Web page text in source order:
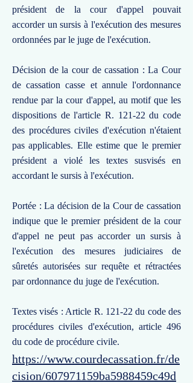
président de la cour d'appel pouvait
accorder un sursis à l'exécution des mesures
ordonnées par le juge de l'exécution.
Décision de la cour de cassation : La Cour
de cassation casse et annule l'ordonnance
rendue par la cour d'appel, au motif que les
dispositions de l'article R. 121-22 du code
des procédures civiles d'exécution n'étaient
pas applicables. Elle estime que le premier
président a violé les textes susvisés en
accordant le sursis à l'exécution.
Portée : La décision de la Cour de cassation
indique que le premier président de la cour
d'appel ne peut pas accorder un sursis à
l'exécution des mesures judiciaires de
sûretés autorisées sur requête et rétractées
par ordonnance du juge de l'exécution.
Textes visés : Article R. 121-22 du code des
procédures civiles d'exécution, article 496
du code de procédure civile.
https://www.courdecassation.fr/de
cision/607971159ba5988459c49d